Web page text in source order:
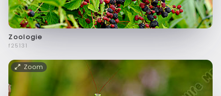
Zoologie
f25131
Zoom